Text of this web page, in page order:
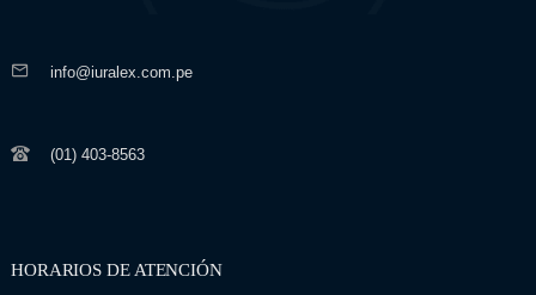
info@iuralex.com.pe
(01) 403-8563
HORARIOS DE ATENCIÓN